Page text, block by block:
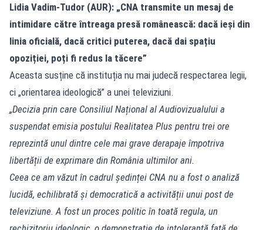
Lidia Vadim-Tudor (AUR): „CNA transmite un mesaj de
intimidare către întreaga presă românească: dacă ieși din
linia oficială, dacă critici puterea, dacă dai spațiu
opoziției, poți fi redus la tăcere”
Aceasta susține că instituția nu mai judecă respectarea legii,
ci „orientarea ideologică” a unei televiziuni.
„Decizia prin care Consiliul Național al Audiovizualului a
suspendat emisia postului Realitatea Plus pentru trei ore
reprezintă unul dintre cele mai grave derapaje împotriva
libertății de exprimare din România ultimilor ani.
Ceea ce am văzut în cadrul ședinței CNA nu a fost o analiză
lucidă, echilibrată și democratică a activității unui post de
televiziune. A fost un proces politic în toată regula, un